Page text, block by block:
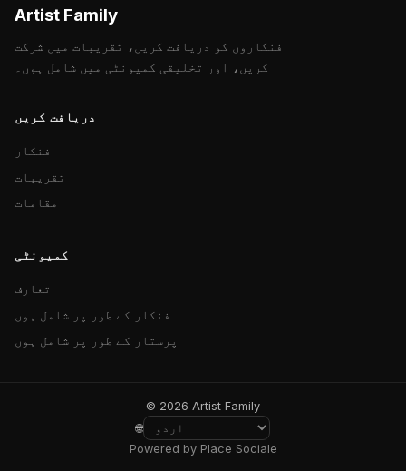
Artist Family
فنکاروں کو دریافت کریں، تقریبات میں شرکت
کریں، اور تخلیقی کمیونٹی میں شامل ہوں۔
دریافت کریں
فنکار
تقریبات
مقامات
کمیونٹی
تعارف
فنکار کے طور پر شامل ہوں
پرستار کے طور پر شامل ہوں
© 2026 Artist Family
🌐
Powered by Place Sociale